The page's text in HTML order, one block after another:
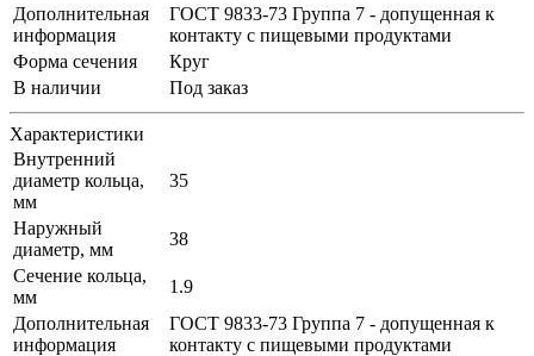
Дополнительная
информация
ГОСТ 9833-73 Группа 7 - допущенная к
контакту с пищевыми продуктами
Форма сечения
Круг
В наличии
Под заказ
Характеристики
Внутренний
диаметр кольца,
мм
35
Наружный
диаметр, мм
38
Сечение кольца,
мм
1.9
Дополнительная
информация
ГОСТ 9833-73 Группа 7 - допущенная к
контакту с пищевыми продуктами